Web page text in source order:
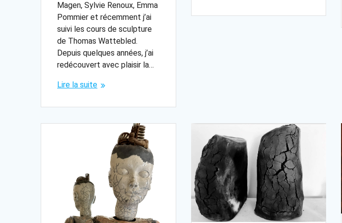
Magen, Sylvie Renoux, Emma
Pommier et récemment j’ai
suivi les cours de sculpture
de Thomas Wattebled.
Depuis quelques années, j’ai
redécouvert avec plaisir la…
Lire la suite